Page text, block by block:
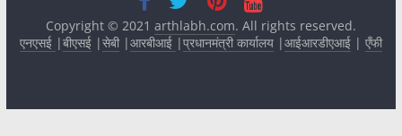
Copyright © 2021 arthlabh.com. All rights reserved.
एनएसई |बीएसई|सेबी|आरबीआई |प्रधानमंत्री कार्यालय|आईआरडीएआई| एँफी